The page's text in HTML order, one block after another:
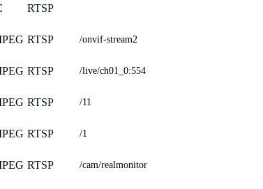
RTSP
RTSP /onvif-stream2
RTSP /live/ch01_0:554
RTSP /11
RTSP /1
RTSP /cam/realmonitor